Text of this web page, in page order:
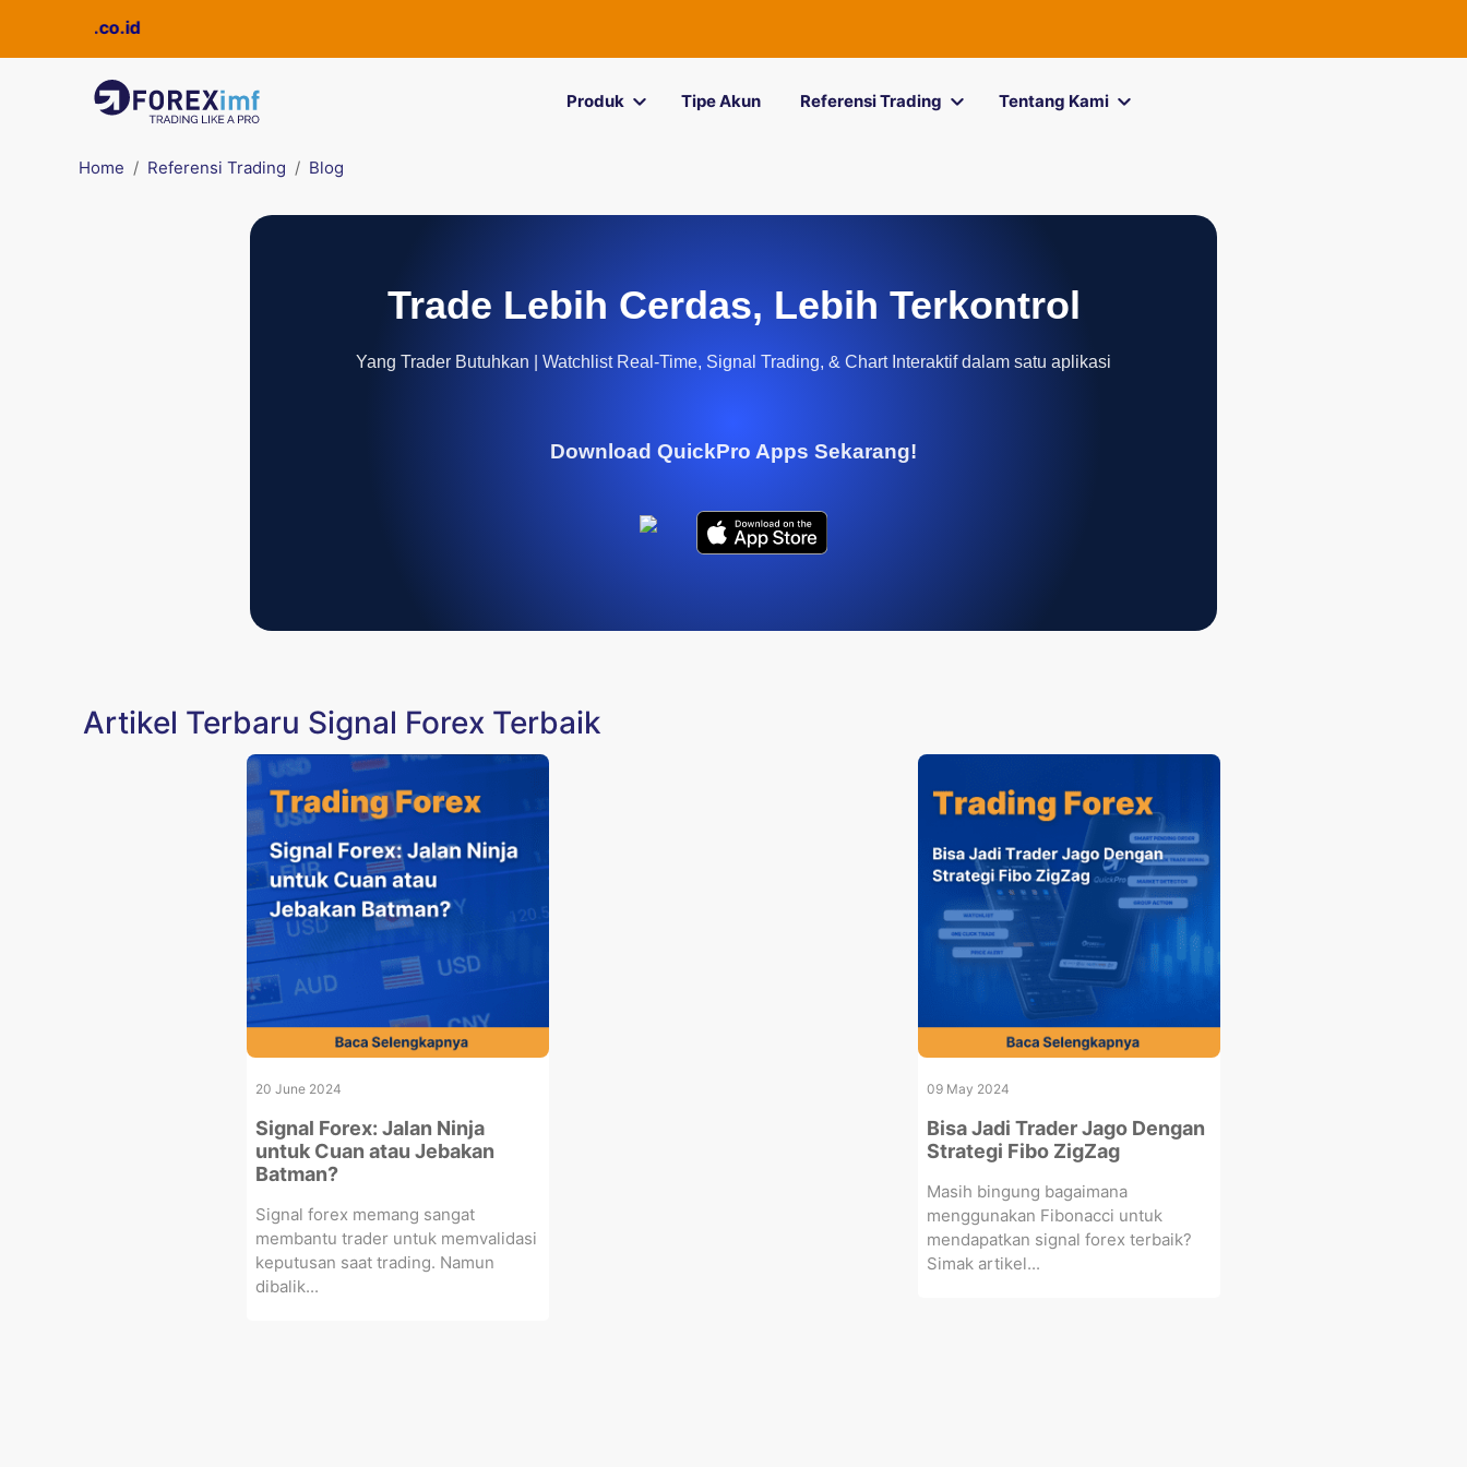
Produk Tipe Akun Referensi Trading Tentang Kami
Home Referensi Trading Blog
Trade Lebih Cerdas, Lebih Terkontrol
Yang Trader Butuhkan | Watchlist Real-Time, Signal Trading, & Chart Interaktif dalam satu aplikasi
Download QuickPro Apps Sekarang!
Artikel Terbaru Signal Forex Terbaik
20 June 2024
Signal Forex: Jalan Ninja
untuk Cuan atau Jebakan
Batman?
Signal forex memang sangat
membantu trader untuk memvalidasi
keputusan saat trading. Namun
dibalik...
09 May 2024
Bisa Jadi Trader Jago Dengan
Strategi Fibo ZigZag
Masih bingung bagaimana
menggunakan Fibonacci untuk
mendapatkan signal forex terbaik?
Simak artikel...